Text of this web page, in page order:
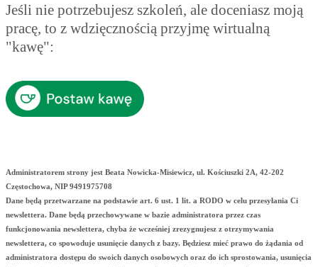
Jeśli nie potrzebujesz szkoleń, ale doceniasz moją
pracę, to z wdzięcznością przyjmę wirtualną
"kawę":
Administratorem strony jest Beata Nowicka-Misiewicz, ul. Kościuszki 2A, 42-202
Częstochowa, NIP 9491975708
Dane będą przetwarzane na podstawie art. 6 ust. 1 lit. a RODO w celu przesyłania Ci
newslettera. Dane będą przechowywane w bazie administratora przez czas
funkcjonowania newslettera, chyba że wcześniej zrezygnujesz z otrzymywania
newslettera, co spowoduje usunięcie danych z bazy. Będziesz mieć prawo do żądania od
administratora dostępu do swoich danych osobowych oraz do ich sprostowania, usunięcia